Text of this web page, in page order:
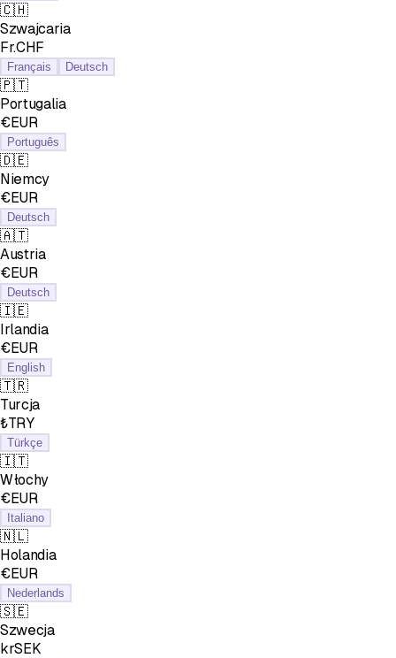
🇨🇭
Szwajcaria
Fr.CHF
Français Deutsch
🇵🇹
Portugalia
€EUR
Português
🇩🇪
Niemcy
€EUR
Deutsch
🇦🇹
Austria
€EUR
Deutsch
🇮🇪
Irlandia
€EUR
English
🇹🇷
Turcja
₺TRY
Türkçe
🇮🇹
Włochy
€EUR
Italiano
🇳🇱
Holandia
€EUR
Nederlands
🇸🇪
Szwecja
krSEK